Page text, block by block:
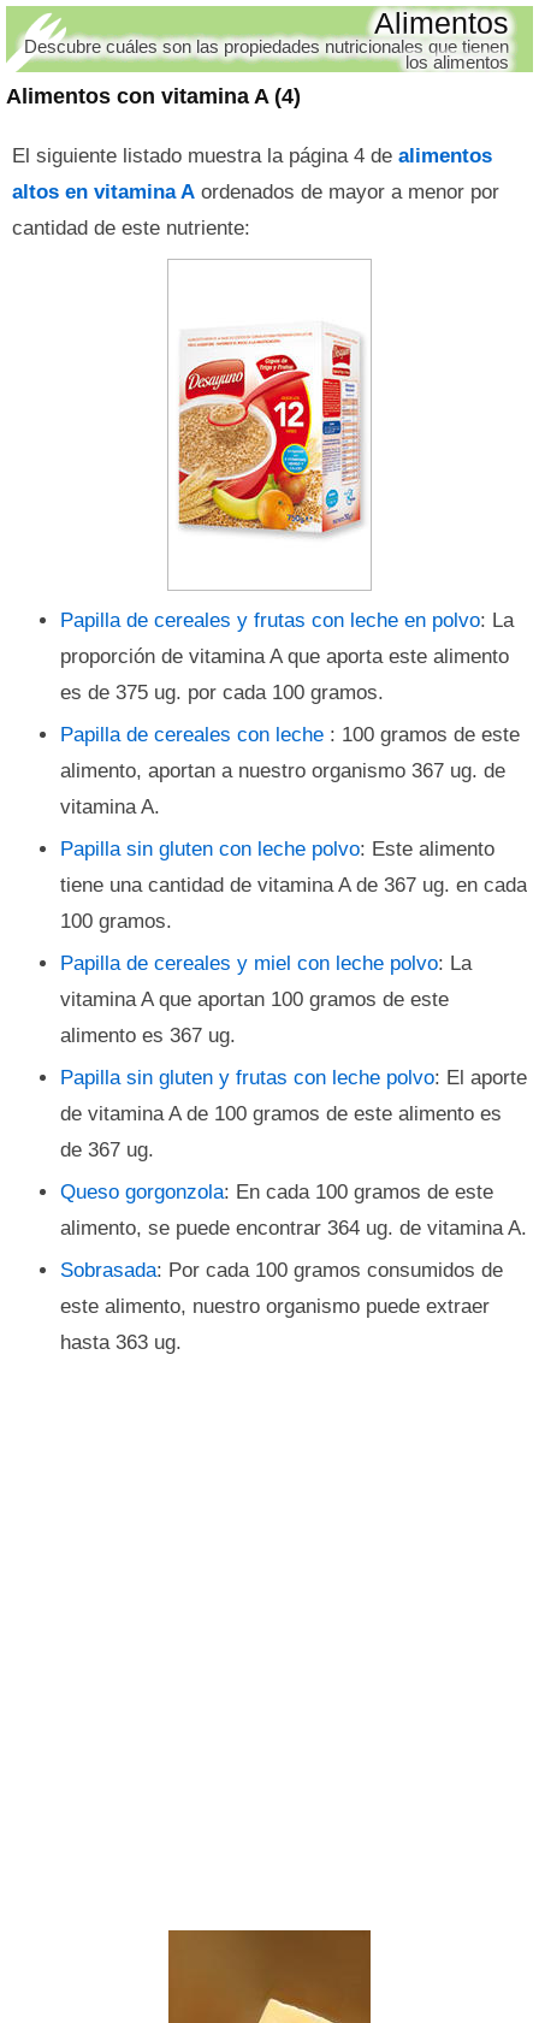
Alimentos con vitamina A (4)
Alimentos
Descubre cuáles son las propiedades nutricionales que tienen
los alimentos
El siguiente listado muestra la página 4 de alimentos
altos en vitamina A ordenados de mayor a menor por
cantidad de este nutriente:
Papilla de cereales y frutas con leche en polvo: La
proporción de vitamina A que aporta este alimento
es de 375 ug. por cada 100 gramos.
Papilla de cereales con leche : 100 gramos de este
alimento, aportan a nuestro organismo 367 ug. de
vitamina A.
Papilla sin gluten con leche polvo: Este alimento
tiene una cantidad de vitamina A de 367 ug. en cada
100 gramos.
Papilla de cereales y miel con leche polvo: La
vitamina A que aportan 100 gramos de este
alimento es 367 ug.
Papilla sin gluten y frutas con leche polvo: El aporte
de vitamina A de 100 gramos de este alimento es
de 367 ug.
Queso gorgonzola: En cada 100 gramos de este
alimento, se puede encontrar 364 ug. de vitamina A.
Sobrasada: Por cada 100 gramos consumidos de
este alimento, nuestro organismo puede extraer
hasta 363 ug.